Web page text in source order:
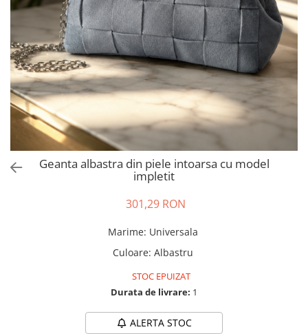
Tricouri si topuri
Rochii de eveniment
Geanta albastra din piele intoarsa cu model
impletit
301,29 RON
Marime: Universala
Culoare: Albastru
STOC EPUIZAT
Durata de livrare: 1
ALERTA STOC